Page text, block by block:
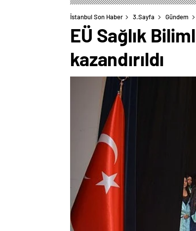
İstanbul Son Haber 3.Sayfa Gündem
EÜ Sağlık
kazandırıldı